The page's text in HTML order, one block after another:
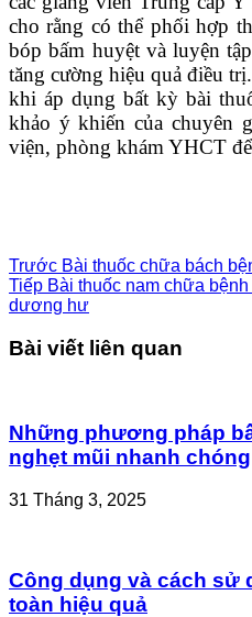
cho rằng có thể phối hợp
bóp bấm huyệt và luyện
tăng cường hiệu quả điều
khi áp dụng bất kỳ bài
khảo ý khiến của chuyên
viện, phòng khám YHCT
Trước Bài thuốc chữa bách
Tiếp Bài thuốc nam chữa
dương hư
Bài viết liên quan
Những phương pháp
nghẹt mũi nhanh chóng
31 Tháng 3, 2025
Công dụng và cách sử
toàn hiệu quả